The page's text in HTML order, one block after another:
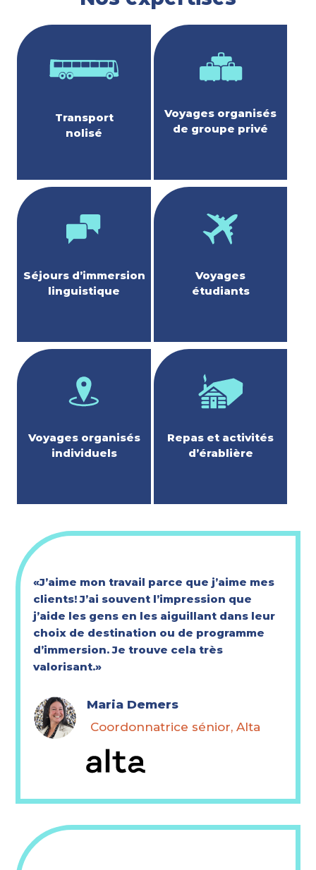
Transport
nolisé
Voyages organisés
de groupe privé
Séjours d’immersion
linguistique
Voyages
étudiants
Voyages organisés
individuels
Repas et activités
d’érablière
«J’aime mon travail parce que j’aime mes
clients! J’ai souvent l’impression que
j’aide les gens en les aiguillant dans leur
choix de destination ou de programme
d’immersion. Je trouve cela très
valorisant.»
Maria Demers
Coordonnatrice sénior, Alta